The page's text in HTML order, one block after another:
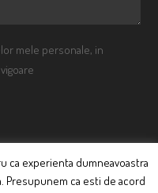
mele personale, in
Ciutacesc.
experienta dumneavoastra
Presupunem ca esti de acord